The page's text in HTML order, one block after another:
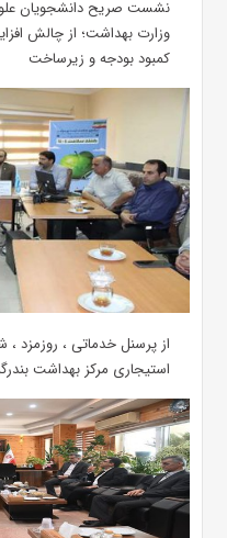
نشست صریح دانشجویان
وزارت بهداشت؛ از چالش
کمبود بودجه و زیرساخت
از پرسنل خدماتی ، روزمزد ،
استیجاری مرکز بهداشت